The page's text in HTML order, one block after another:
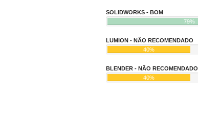
SOLIDWORKS - BOM
79%
LUMION - NÃO RECOMENDADO
40%
BLENDER - NÃO RECOMENDADO
40%